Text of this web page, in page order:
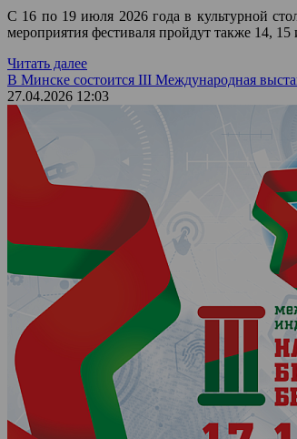
С 16 по 19 июля 2026 года в культурной
мероприятия фестиваля пройдут также 14,
Читать далее
В Минске состоится III Международная
27.04.2026 12:03